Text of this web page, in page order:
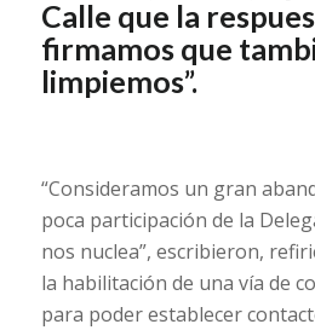
Calle que la
firmamos que
limpiemos”.
“Consideramos un gran
poca participación de la
nos nuclea”, escribieron,
la habilitación de una vía de
para poder establecer